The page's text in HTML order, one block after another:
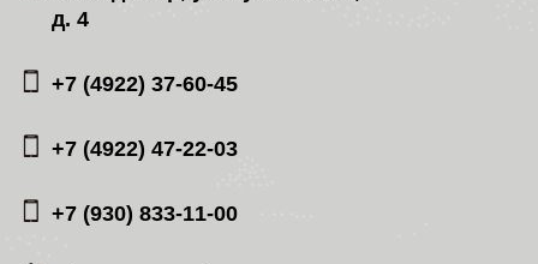
д. 4
+7 (4922) 37-60-45
+7 (4922) 47-22-03
+7 (930) 833-11-00